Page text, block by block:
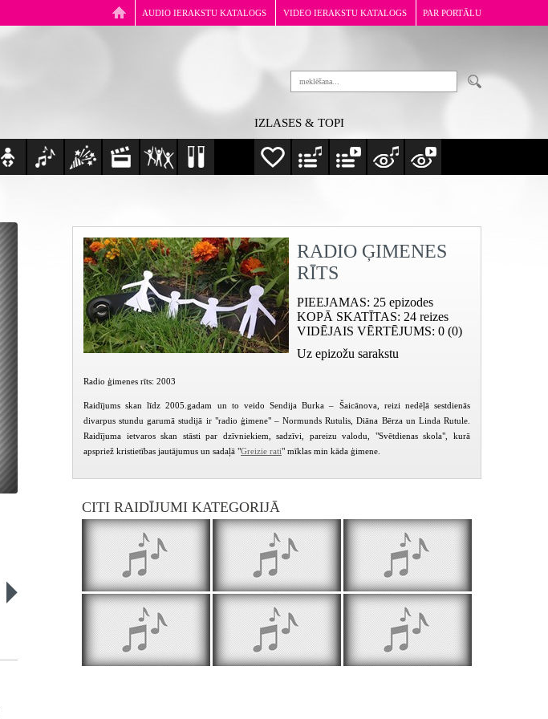
AUDIO IERAKSTU KATALOGS VIDEO IERAKSTU KATALOGS PAR PORTĀLU
IZLASES & TOPI
Radio ģimenes rīts 2003.03.15. Radio ģimenes rīts 2003.04.05. Radio ģimenes rīts 2003.04.12.
RADIO ĢIMENES
RĪTS
PIEEJAMAS: 25 epizodes
KOPĀ SKATĪTAS: 24 reizes
VIDĒJAIS VĒRTĒJUMS: 0 (0)
Uz epizožu sarakstu
Radio ģimenes rīts: 2003
Raidījums skan līdz 2005.gadam un to veido Sendija Burka – Šaicānova, reizi nedēļā sestdienās
divarpus stundu garumā studijā ir "radio ģimene" – Normunds Rutulis, Diāna Bērza un Linda Rutule.
Raidījuma ietvaros skan stāsti par dzīvniekiem, sadzīvi, pareizu valodu, "Svētdienas skola", kurā
apspriež kristietības jautājumus un sadaļā "Greizie rati" mīklas min kāda ģimene.
CITI RAIDĪJUMI KATEGORIJĀ